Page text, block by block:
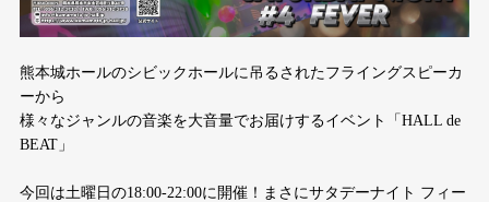
熊本城ホールのシビックホールに吊るされたフライングスピーカ
ーから
様々なジャンルの音楽を大音量でお届けするイベント「HALL de
BEAT」
今回は土曜日の18:00-22:00に開催！まさにサタデーナイト フィー